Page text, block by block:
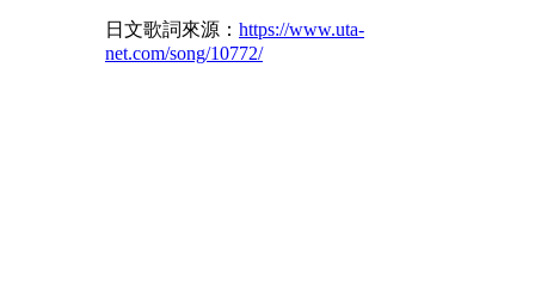
日文歌詞來源： https://www.uta-
net.com/song/10772/